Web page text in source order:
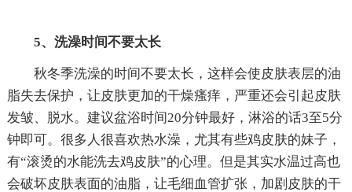
5、洗澡时间不要太长
秋冬季洗澡的时间不要太长，这样会使皮肤表层的油
脂失去保护，让皮肤更加的干燥瘙痒，严重还会引起皮肤
发皱、脱水。建议盆浴时间20分钟最好，淋浴的话3至5分
钟即可。很多人很喜欢热水澡，尤其有些鸡皮肤的妹子，
有“滚烫的水能洗去鸡皮肤”的心理。但是其实水温过高也
会破坏皮肤表面的油脂，让毛细血管扩张，加剧皮肤的干